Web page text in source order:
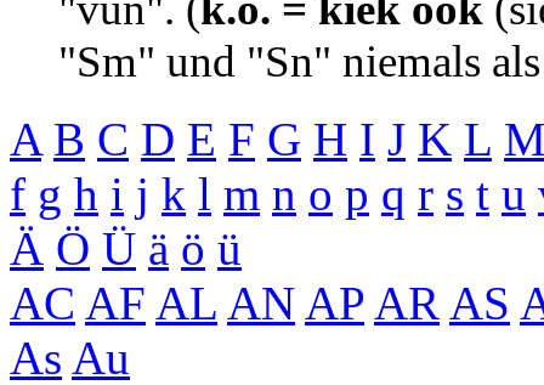
"Sm" und "Sn" niemals
A B C D E F G H I J K L
f g h i j k l m n o p q r s t u
Ä Ö Ü ä ö ü
AC AF AL AN AP AR AS
As Au